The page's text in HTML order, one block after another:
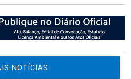
NOTÍCIAS